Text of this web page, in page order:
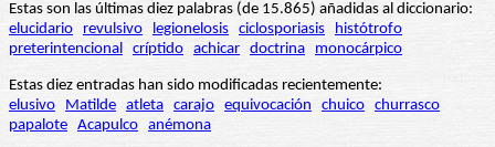
Estas son las últimas diez palabras (de 15.865) añadidas al diccionario:
elucidario
revulsivo legionelosis ciclosporiasis
histótrofo
preterintencional críptido achicar doctrina monocárpico
Estas diez entradas han sido modificadas recientemente:
elusivo
Matilde atleta carajo equivocación chuico churrasco
papalote Acapulco anémona